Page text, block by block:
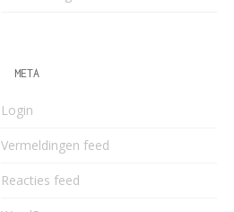
META
Login
Vermeldingen feed
Reacties feed